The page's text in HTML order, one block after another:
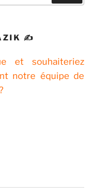
✍
et souhaiteriez
notre équipe de